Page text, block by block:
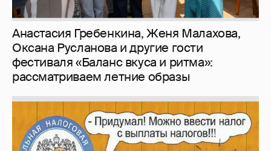
Анастасия Гребенкина, Женя Малахова,
Оксана Русланова и другие гости
фестиваля «Баланс вкуса и ритма»:
рассматриваем летние образы